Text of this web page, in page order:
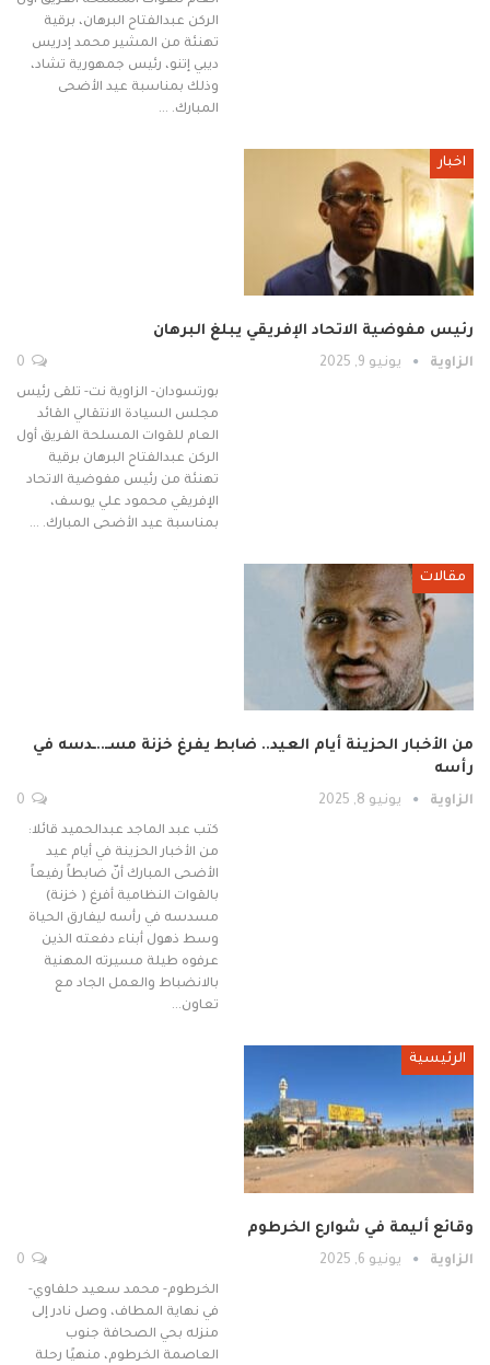
الركن عبدالفتاح البرهان، برقية
تهنئة من المشير محمد إدريس
ديبي إتنو، رئيس جمهورية تشاد،
وذلك بمناسبة عيد الأضحى
المبارك. …
اخبار
رئيس مفوضية الاتحاد الإفريقي يبلغ البرهان
الزاوية يونيو 9, 2025
بورتسودان- الزاوية نت- تلقى رئيس
مجلس السيادة الانتقالي القائد
العام للقوات المسلحة الفريق أول
الركن عبدالفتاح البرهان برقية
تهنئة من رئيس مفوضية الاتحاد
الإفريقي محمود علي يوسف،
بمناسبة عيد الأضحى المبارك. …
مقالات
من الأخبار الحزينة أيام العيد.. ضابط يفرغ خزنة مسـ..ـدسه في
رأسه
الزاوية يونيو 8, 2025
كتب عبد الماجد عبدالحميد قائلا:
من الأخبار الحزينة في أيام عيد
الأضحى المبارك أنّ ضابطاً رفيعاً
بالقوات النظامية أفرغ ( خزنة)
مسدسه في رأسه ليفارق الحياة
وسط ذهول أبناء دفعته الذين
عرفوه طيلة مسيرته المهنية
بالانضباط والعمل الجاد مع
تعاون…
الرئيسية
وقائع أليمة في شوارع الخرطوم
الزاوية يونيو 6, 2025
الخرطوم- محمد سعيد حلفاوي-
في نهاية المطاف، وصل نادر إلى
منزله بحي الصحافة جنوب
العاصمة الخرطوم، منهيًا رحلة